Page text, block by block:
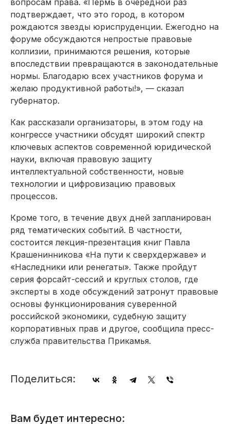
подтверждает, что это город, в котором
рождаются звезды юриспруденции. Ежегодно на
форуме обсуждаются непростые правовые
коллизии, принимаются решения, которые
впоследствии превращаются в законодательные
нормы. Благодарю всех участников форума и
желаю продуктивной работы!», — сказал
губернатор.
Как рассказали организаторы, в этом году на
конгрессе участники обсудят широкий спектр
ключевых аспектов современной юридической
науки, включая правовую защиту
интеллектуальной собственности, новые
технологии и цифровизацию правовых
процессов.
Кроме того, в течение двух дней запланирован
ряд тематических событий. В частности,
состоится лекция-презентация книг Павла
Крашенинникова «На пути к сверхдержаве» и
«Наследники или ренегаты». Также пройдут
серия форсайт-сессий и круглых столов, где
эксперты в ходе обсуждений затронут правовые
основы функционирования суверенной
российской экономики, судебную защиту
корпоративных прав и другое, сообщила пресс-
служба правительства Прикамья.
Поделиться:
Вам будет интересно: